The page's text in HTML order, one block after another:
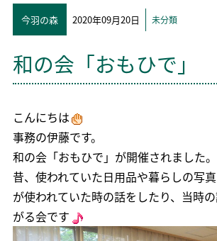
今羽の森 2020年09月20日 未分類
和の会「おもひで」
こんにちは
事務の伊藤です。
和の会「おもひで」が開催されました。
昔、使われていた日用品や暮らしの写
が使われていた時の話をしたり、当時
がる会です